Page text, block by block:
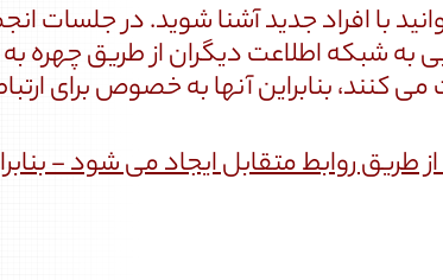
با افراد جدید آشنا شوید. در جلسات
به شبکه اطلاعت دیگران از طریق چهره
کنند، بنابراین آنها به خصوص برای
روابط متقابل ایجاد می شود -